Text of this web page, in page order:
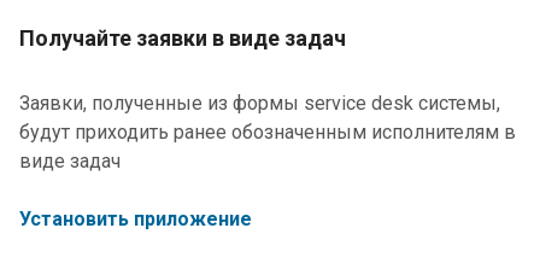
Получайте заявки в виде задач
Заявки, полученные из формы service desk системы,
будут приходить ранее обозначенным исполнителям в
виде задач
Установить приложение